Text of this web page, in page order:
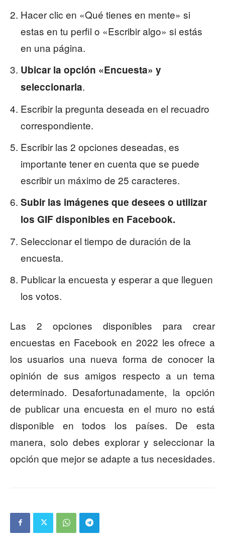
Hacer clic en «Qué tienes en mente» si
estas en tu perfil o «Escribir algo» si estás
en una página.
Ubicar la opción «Encuesta» y
seleccionarla.
Escribir la pregunta deseada en el recuadro
correspondiente.
Escribir las 2 opciones deseadas, es
importante tener en cuenta que se puede
escribir un máximo de 25 caracteres.
Subir las imágenes que desees o utilizar
los GIF disponibles en Facebook.
Seleccionar el tiempo de duración de la
encuesta.
Publicar la encuesta y esperar a que lleguen
los votos.
Las 2 opciones disponibles para crear
encuestas en Facebook en 2022 les ofrece a
los usuarios una nueva forma de conocer la
opinión de sus amigos respecto a un tema
determinado. Desafortunadamente, la opción
de publicar una encuesta en el muro no está
disponible en todos los países. De esta
manera, solo debes explorar y seleccionar la
opción que mejor se adapte a tus necesidades.